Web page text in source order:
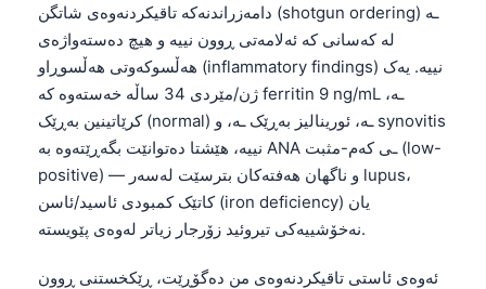
دامەزراندنەکە تاقیکردنەوەی شاتگن (shotgun ordering) ـە
لە کەسانی کە ئەلامەتی ڕوون نییە و هیچ دەستەواژەی
هەڵسوکەوتی هەڵسوڕاو (inflammatory findings) نییە. یەک
ژن/مێردی 34 ساڵە خەستەوە کە ferritin 9 ng/mL ـە،
کرێاتینین بەڕێک (normal) ـە، ئورینالیز بەڕێک ـە، و synovitis
نییە، هێشتا دەتوانێت بگەڕێتەوە بە ANA ـی کەم-مثبت (low-
positive) — و ناگهان هەفتەکان بترسێت لەسەر lupus،
کاتێک کمبودی ئاسید/ئاسن (iron deficiency) یان
نەخۆشییەکی تیروئید زۆرجار زیاتر لەوەی پێویستە.
ئەوەی ئاستی تاقیکردنەوەی من دەگۆڕێت، ڕێکخستنی ڕوون